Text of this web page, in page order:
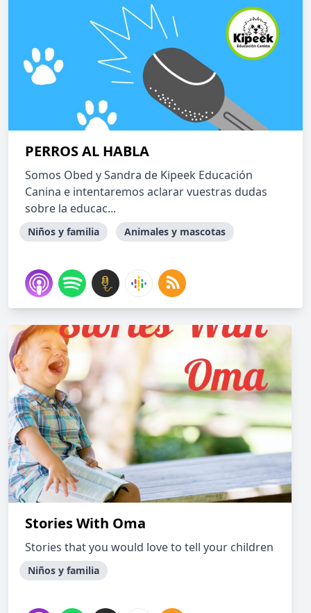
PERROS AL HABLA
Somos Obed y Sandra de Kipeek Educación
Canina e intentaremos aclarar vuestras dudas
sobre la educac...
Niños y familia Animales y mascotas
Stories With Oma
Stories that you would love to tell your children
Niños y familia